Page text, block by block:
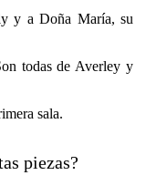
y a Doña María, su
todas de Averley y
sala.
piezas?